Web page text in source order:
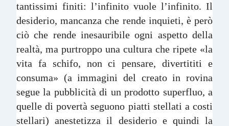
tantissimi finiti: l’infinito vuole l’infinito. Il
desiderio, mancanza che rende inquieti, è però
ciò che rende inesauribile ogni aspetto della
realtà, ma purtroppo una cultura che ripete «la
vita fa schifo, non ci pensare, divertititi e
consuma» (a immagini del creato in rovina
segue la pubblicità di un prodotto superfluo, a
quelle di povertà seguono piatti stellati a costi
stellari) anestetizza il desiderio e quindi la